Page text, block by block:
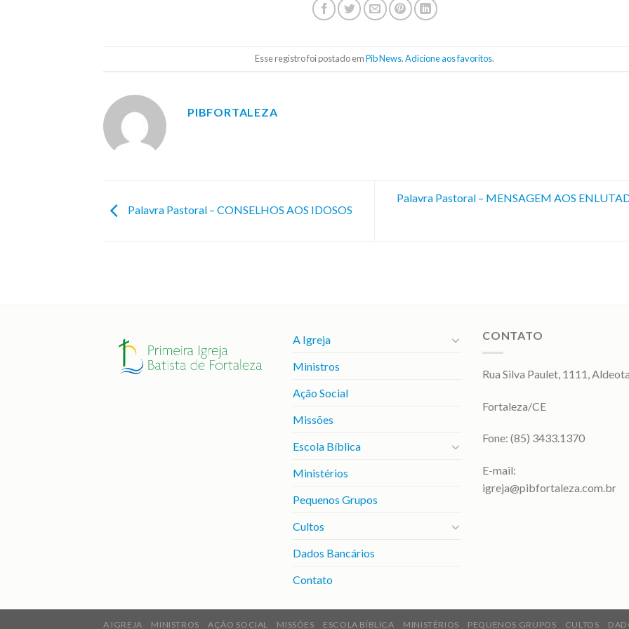
Esse registro foi postado emPib News.Adicione aos favoritos.
PIBFORTALEZA
Palavra Pastoral – CONSELHOS AOS IDOSOS
Palavra Pastoral – MENSAGEM AOS
A Igreja
Ministros
Ação Social
Missões
Escola Bíblica
Ministérios
Pequenos Grupos
Cultos
Dados Bancários
Contato
CONTATO
Rua Silva Paulet, 1111,
Fortaleza/CE
Fone: (85) 3433.1370
E-mail:
igreja@pibfortaleza.com.br
A IGREJA MINISTROS AÇÃO SOCIAL MISSÕES ESCOLA BÍBLICA MINISTÉRIOS PEQUENOS GRUPOS CULTOS